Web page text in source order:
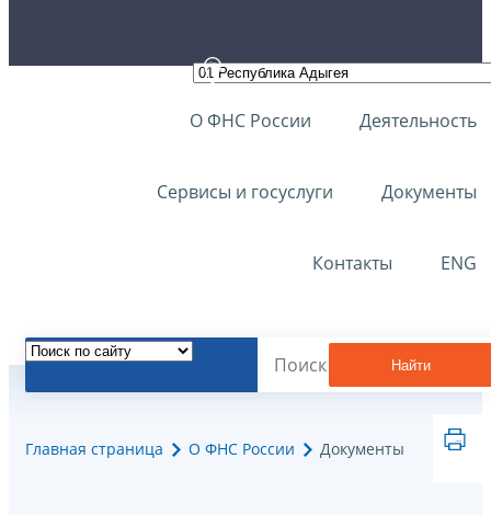
О ФНС России Деятельность
Сервисы и госуслуги Документы
Контакты ENG
Найти
Главная страница О ФНС России Документы